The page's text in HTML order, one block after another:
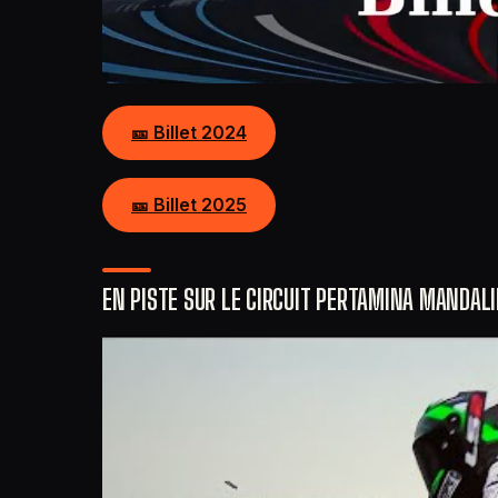
🎫 Billet 2024
🎫 Billet 2025
EN PISTE SUR LE CIRCUIT PERTAMINA